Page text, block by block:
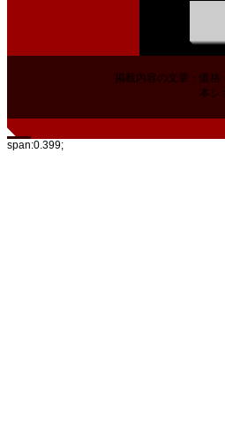
掲載内容の文章・価
本シ
span:0.399;